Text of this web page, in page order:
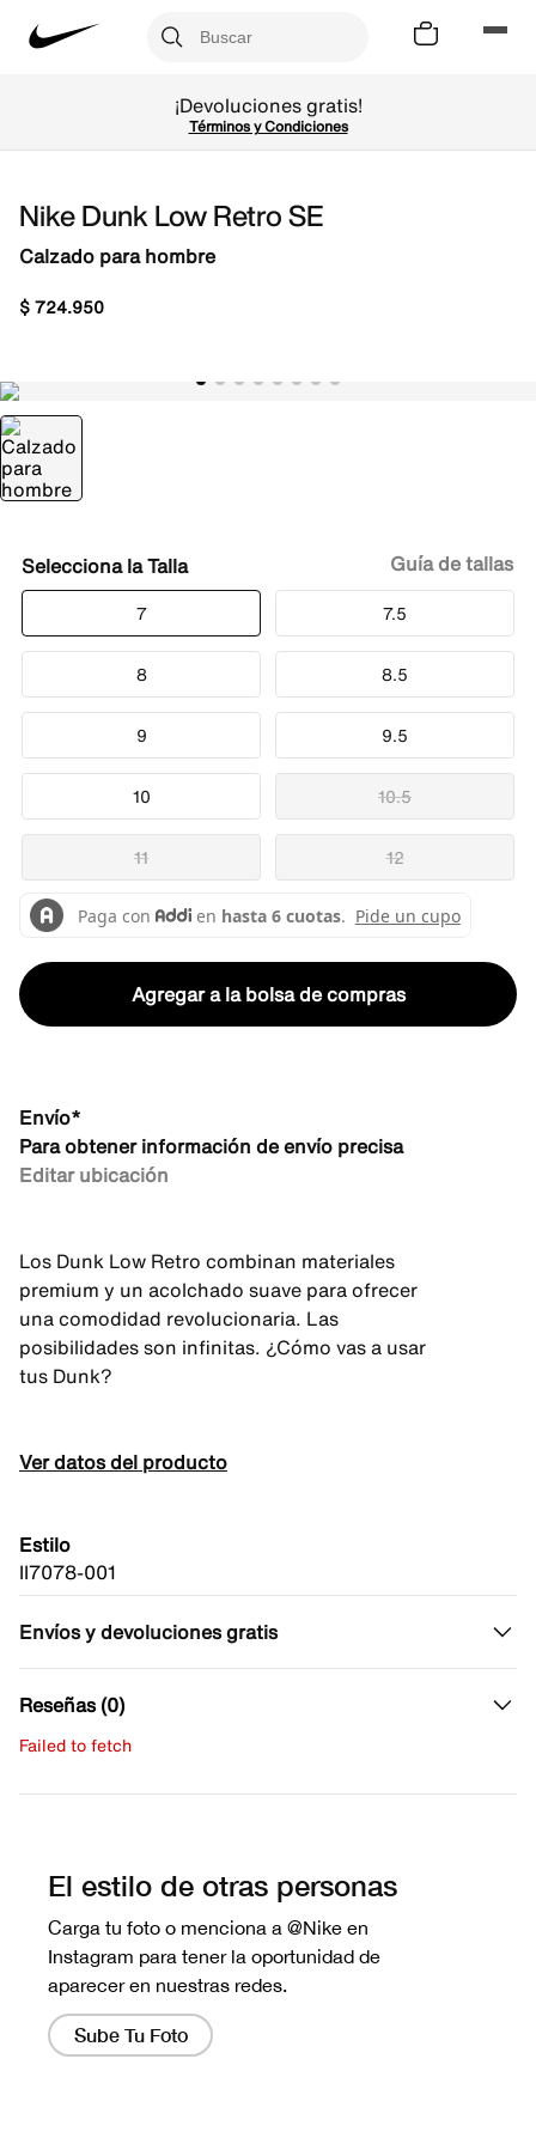
¡Devoluciones gratis!
Términos y Condiciones
Nike Dunk Low Retro SE
Calzado para hombre
$724.950
Talla
7 7.5
8 8.5
9 9.5
10 10.5
11 12
Guía de tallas
Agregar a la bolsa de compras
Envío*
Para obtener información de envío precisa
Editar ubicación
Los Dunk Low Retro combinan materiales
premium y un acolchado suave para ofrecer
una comodidad revolucionaria. Las
posibilidades son infinitas. ¿Cómo vas a usar
tus Dunk?
Ver datos del producto
Estilo
II7078-001
Envíos y devoluciones gratis
Reseñas (0)
Failed to fetch